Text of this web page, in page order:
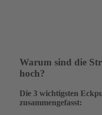
Warum sind die
hoch?
Die 3 wichtigsten
zusammengefasst: